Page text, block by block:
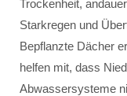
Trockenheit,
Starkregen und
Bepflanzte Dächer
helfen mit, dass
Abwassersysteme